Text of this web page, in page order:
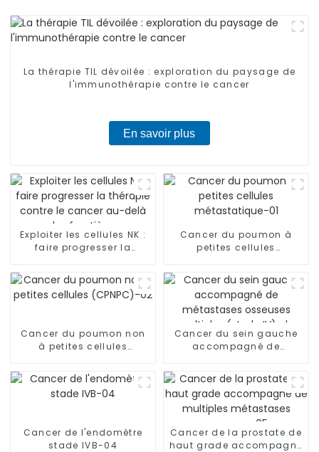
La thérapie TIL dévoilée : exploration du paysage de
l'immunothérapie contre le cancer
En savoir plus
Exploiter les cellules NK :
faire progresser la
au-delà des frontières
Cancer du poumon à
petites cellules
Cancer du poumon non
à petites cellules
Cancer du sein gauche
accompagné de
multiples (stade IV), de
métastases
ganglionnaires et de
lymphangite
carcinomateuse dans
les deux poumons-03
Cancer de l'endomètre
stade IVB-04
Cancer de la prostate de
haut grade accompagné